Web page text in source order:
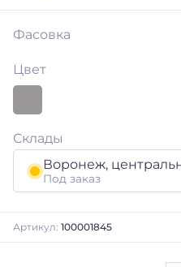
Фасовка
Цвет
Склады
Воронеж,
Под заказ
Артикул: 100001845